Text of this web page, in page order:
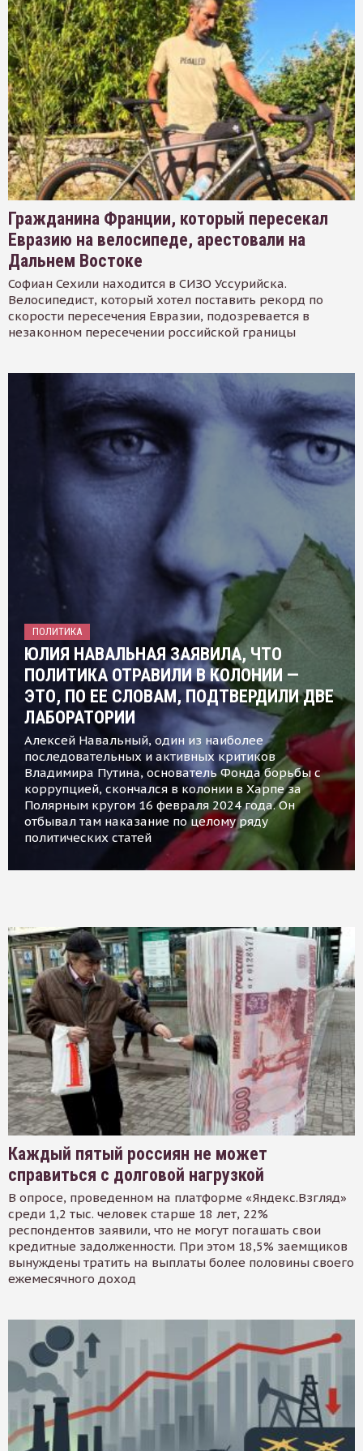
Гражданина Франции, который пересекал
Евразию на велосипеде, арестовали на
Дальнем Востоке
Софиан Сехили находится в СИЗО Уссурийска.
Велосипедист, который хотел поставить рекорд по
скорости пересечения Евразии, подозревается в
незаконном пересечении российской границы
ПОЛИТИКА
ЮЛИЯ НАВАЛЬНАЯ ЗАЯВИЛА, ЧТО
ПОЛИТИКА ОТРАВИЛИ В КОЛОНИИ —
ЭТО, ПО ЕЕ СЛОВАМ, ПОДТВЕРДИЛИ ДВЕ
ЛАБОРАТОРИИ
Алексей Навальный, один из наиболее
последовательных и активных критиков
Владимира Путина, основатель Фонда борьбы с
коррупцией, скончался в колонии в Харпе за
Полярным кругом 16 февраля 2024 года. Он
отбывал там наказание по целому ряду
политических статей
Каждый пятый россиян не может
справиться с долговой нагрузкой
В опросе, проведенном на платформе «Яндекс.Взгляд»
среди 1,2 тыс. человек старше 18 лет, 22%
респондентов заявили, что не могут погашать свои
кредитные задолженности. При этом 18,5% заемщиков
вынуждены тратить на выплаты более половины своего
ежемесячного доход